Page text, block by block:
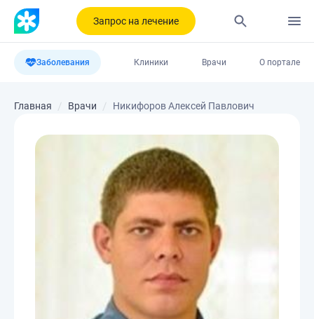
Запрос на лечение
Заболевания Клиники Врачи О портале
Главная Врачи Никифоров Алексей Павлович